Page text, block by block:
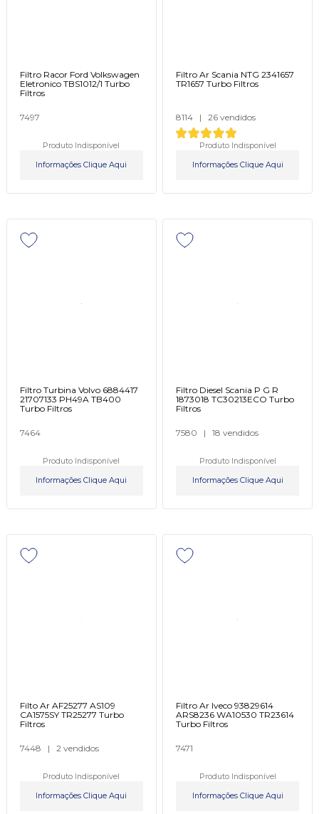
Filtro Racor Ford Volkswagen
Eletronico TBS1012/1 Turbo
Filtros
7497
Produto Indisponível
Informações Clique Aqui
Filtro Ar Scania NTG 2341657
TR1657 Turbo Filtros
8114 | 26 vendidos
Produto Indisponível
Informações Clique Aqui
Filtro Turbina Volvo 6884417
21707133 PH49A TB400
Turbo Filtros
7464
Produto Indisponível
Informações Clique Aqui
Filtro Diesel Scania P G R
1873018 TC30213ECO Turbo
Filtros
7580 | 18 vendidos
Produto Indisponível
Informações Clique Aqui
Filto Ar AF25277 AS109
CA1575SY TR25277 Turbo
Filtros
7448 | 2 vendidos
Produto Indisponível
Informações Clique Aqui
Filtro Ar Iveco 93829614
ARS8236 WA10530 TR23614
Turbo Filtros
7471
Produto Indisponível
Informações Clique Aqui